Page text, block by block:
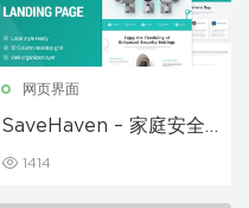
网页界面
SaveHaven – 家庭安全
1414